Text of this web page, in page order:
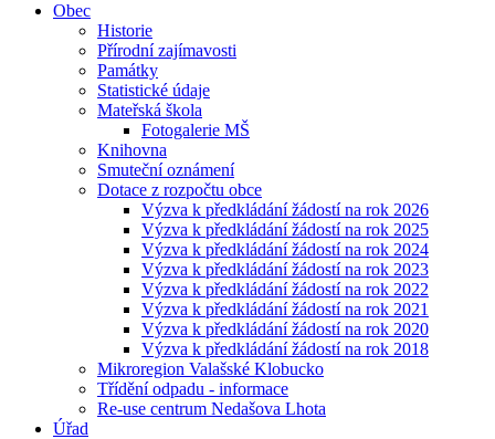
Obec
Historie
Přírodní zajímavosti
Památky
Statistické údaje
Mateřská škola
Fotogalerie MŠ
Knihovna
Smuteční oznámení
Dotace z rozpočtu obce
Výzva k předkládání žádostí na rok 2026
Výzva k předkládání žádostí na rok 2025
Výzva k předkládání žádostí na rok 2024
Výzva k předkládání žádostí na rok 2023
Výzva k předkládání žádostí na rok 2022
Výzva k předkládání žádostí na rok 2021
Výzva k předkládání žádostí na rok 2020
Výzva k předkládání žádostí na rok 2018
Mikroregion Valašské Klobucko
Třídění odpadu - informace
Re-use centrum Nedašova Lhota
Úřad